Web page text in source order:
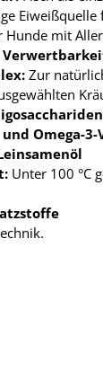
Hunde mit
Zur
Omega-
Unter 100 °C